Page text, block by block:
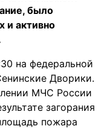
было
и активно
на федеральной
Дворики.
МЧС России
загорания
пожара